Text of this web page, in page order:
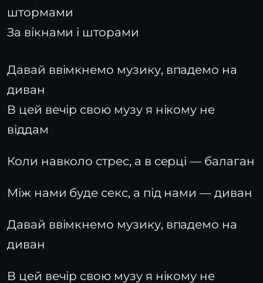
штормами
За вікнами і шторами
Давай ввімкнемо музику, впадемо на
диван
В цей вечір свою музу я нікому не
віддам
Коли навколо стрес, а в серці — балаган
Між нами буде секс, а під нами — диван
Давай ввімкнемо музику, впадемо на
диван
В цей вечір свою музу я нікому не